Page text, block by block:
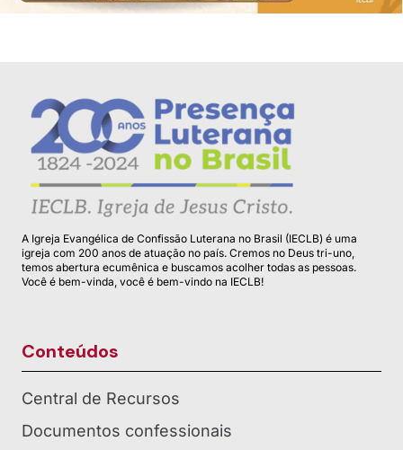
A Igreja Evangélica de Confissão Luterana no Brasil (IECLB) é uma
igreja com 200 anos de atuação no país. Cremos no Deus tri-uno,
temos abertura ecumênica e buscamos acolher todas as pessoas.
Você é bem-vinda, você é bem-vindo na IECLB!
Conteúdos
Central de Recursos
Documentos confessionais